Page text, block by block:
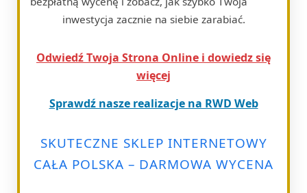
inwestycja zacznie na siebie zarabiać.
Odwiedź Twoja Strona Online i dowiedz się
więcej
Sprawdź nasze realizacje na RWD Web
SKUTECZNE SKLEP INTERNETOWY
CAŁA POLSKA – DARMOWA WYCENA